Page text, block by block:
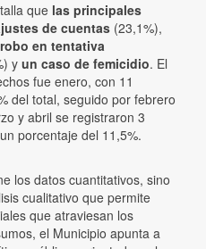
que las principales
de cuentas (23,1%),
robo en tentativa
y un caso de femicidio. El
fue enero, con 11
del total, seguido por febrero
y abril se registraron 3
porcentaje del 11,5%.
los datos cuantitativos, sino
cualitativo que permite
que atraviesan los
el Municipio apunta a